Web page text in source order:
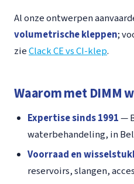
Al onze ontwerpen
volumetrische kleppen;
zieClack CE vs CI-klep.
Waarom met DIMM
Expertise sinds 1991—
waterbehandeling, in
Voorraad en
reservoirs, slangen,